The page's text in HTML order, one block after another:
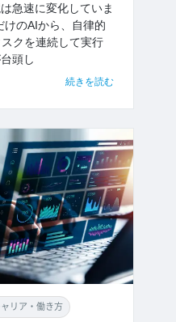
急速に変化していま
のAIから、自律的
クを連続して実行
頭し
続きを読む
リア・働き方